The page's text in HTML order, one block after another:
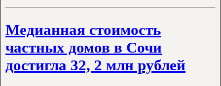
Медианная стоимость
частных домов в Сочи
достигла 32, 2 млн рублей